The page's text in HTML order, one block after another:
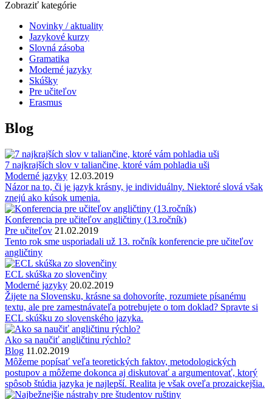
Zobraziť kategórie
Novinky / aktuality
Jazykové kurzy
Slovná zásoba
Gramatika
Moderné jazyky
Skúšky
Pre učiteľov
Erasmus
Blog
7 najkrajších slov v taliančine, ktoré vám pohladia uši
Moderné jazyky 12.03.2019
Názor na to, či je jazyk krásny, je individuálny. Niektoré slová však
znejú ako kúsok umenia.
Konferencia pre učiteľov angličtiny (13.ročník)
Pre učiteľov 21.02.2019
Tento rok sme usporiadali už 13. ročník konferencie pre učiteľov
angličtiny
ECL skúška zo slovenčiny
Moderné jazyky 20.02.2019
Žijete na Slovensku, krásne sa dohovoríte, rozumiete písanému
textu, ale pre zamestnávateľa potrebujete o tom doklad? Spravte si
ECL skúšku zo slovenského jazyka.
Ako sa naučiť angličtinu rýchlo?
Blog 11.02.2019
Môžeme popísať veľa teoretických faktov, metodologických
postupov a môžeme dokonca aj diskutovať a argumentovať, ktorý
spôsob štúdia jazyka je najlepší. Realita je však oveľa prozaickejšia.